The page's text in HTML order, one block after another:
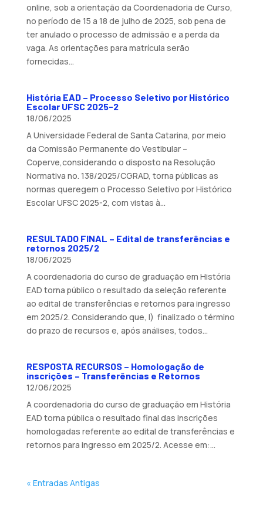
online, sob a orientação da Coordenadoria de Curso,
no período de 15 a 18 de julho de 2025, sob pena de
ter anulado o processo de admissão e a perda da
vaga. As orientações para matrícula serão
fornecidas...
História EAD – Processo Seletivo por Histórico
Escolar UFSC 2025-2
18/06/2025
A Universidade Federal de Santa Catarina, por meio
da Comissão Permanente do Vestibular –
Coperve,considerando o disposto na Resolução
Normativa no. 138/2025/CGRAD, torna públicas as
normas queregem o Processo Seletivo por Histórico
Escolar UFSC 2025-2, com vistas à...
RESULTADO FINAL – Edital de transferências e
retornos 2025/2
18/06/2025
A coordenadoria do curso de graduação em História
EAD torna público o resultado da seleção referente
ao edital de transferências e retornos para ingresso
em 2025/2. Considerando que, I) finalizado o término
do prazo de recursos e, após análises, todos...
RESPOSTA RECURSOS – Homologação de
inscrições – Transferências e Retornos
12/06/2025
A coordenadoria do curso de graduação em História
EAD torna pública o resultado final das inscrições
homologadas referente ao edital de transferências e
retornos para ingresso em 2025/2. Acesse em:...
« Entradas Antigas